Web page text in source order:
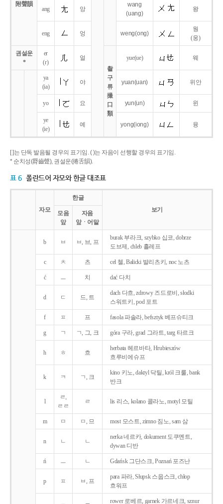
附聲韻
ang 앙
wang
(uang)
왕
eng 엉 weng(ong)
웡
(웅)
권설운
*
er
(r)
얼
촬
구
류
撮
口
類
yue(ue) 웨
ya
(ia)
야 yuan(uan) 위안
yo 요 yun(un) 윈
ye
(ie)
예 yong(iong) 융
[ ]는 단독 발음될 경우의 표기임. ( )는 자음이 선행할 경우의 표기임.
* 순치성(脣齒聲), 권설운(捲舌韻).
표 6 폴란드어 자모와 한글 대조표
자모
한글
보기
모음
앞
자음
앞ㆍ어말
b ㅂ ㅂ, 브, 프
burak 부라크, szybko 십코, dobrze
도브제, chleb 흘레프
c ㅊ 츠 cel 첼, Balicki 발리츠키, noc 노츠
ć ㅡ 치 dać 다치
d ㄷ 드, 트
dach 다흐, zdrowy 즈드로비, słodki
스워트키, pod 포트
f ㅍ 프 fasola 파솔라, befsztyk 베프슈티크
g ㄱ ㄱ, 그, 크 góra 구라, grad 그라트, targ 타르크
h ㅎ 흐
herbata 헤르바타, Hrubieszów
흐루비에슈프
k ㅋ ㄱ, 크
kino 키노, daktyl 닥틸, król 크룰, bank
반크
l
ㄹ,
ㄹㄹ
ㄹ lis 리스, kolano 콜라노, motyl 모틸
m ㅁ ㅁ, 므 most 모스트, zimno 짐노, sam 삼
n ㄴ ㄴ
nerka 네르카, dokument 도쿠멘트,
dywan 디반
ń ㅡ ㄴ Gdańsk 그단스크, Poznań 포즈난
p ㅍ ㅂ, 프
para 파라, Słupsk 스웁스크, chłop
흐워프
rower 로베르, garnek 가르네크, sznur